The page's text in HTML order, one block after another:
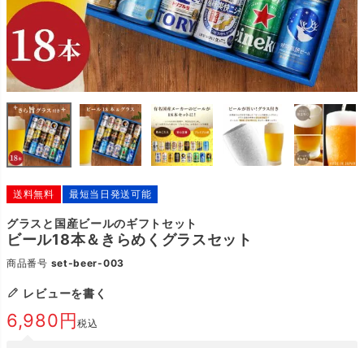
送料無料 最短当日発送可能
グラスと国産ビールのギフトセット
ビール18本＆きらめくグラスセット
商品番号 set-beer-003
レビューを書く
6,980 税込